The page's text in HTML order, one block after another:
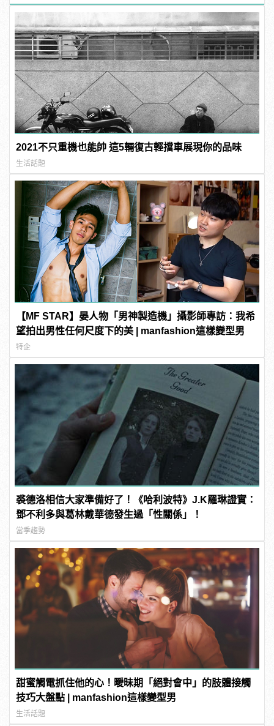
2021不只重機也能帥 這5輛復古輕擋車展現你的品味
生活話題
【MF STAR】晏人物「男神製造機」攝影師專訪：我希
望拍出男性任何尺度下的美 | manfashion這樣變型男
特企
裘德洛相信大家準備好了！《哈利波特》J.K羅琳證實：
鄧不利多與葛林戴華德發生過「性關係」！
當季趨勢
甜蜜觸電抓住他的心！曖昧期「絕對會中」的肢體接觸
技巧大盤點 | manfashion這樣變型男
生活話題